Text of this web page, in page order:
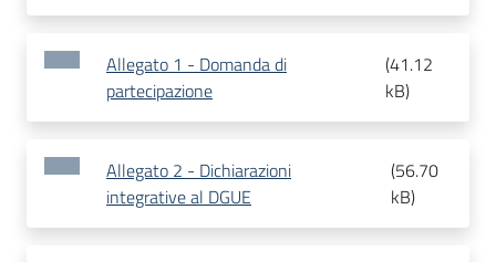
Allegato 1 - Domanda di
partecipazione
(41.12
kB)
Allegato 2 - Dichiarazioni
integrative al DGUE
(56.70
kB)